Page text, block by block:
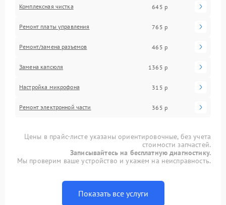
Комплексная чистка 645 р
Ремонт платы управления 765 р
Ремонт/замена разъемов 465 р
Замена капсюля 1365 р
Настройка микрофона 315 р
Ремонт электронной части 365 р
Цены в прайс-листе указаны ориентировочные, без учета
стоимости запчастей.
Записывайтесь на бесплатную диагностику.
Мы проверим ваше устройство и укажем на неисправность.
Показать все услуги